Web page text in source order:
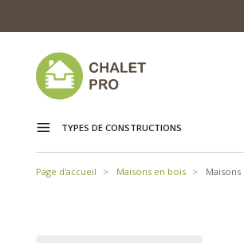
TYPES DE CONSTRUCTIONS
Page d'accueil Maisons en bois